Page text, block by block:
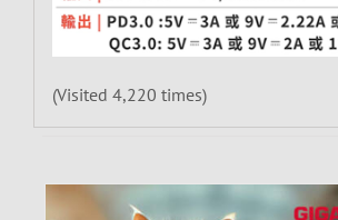
(Visited 4,220 times)